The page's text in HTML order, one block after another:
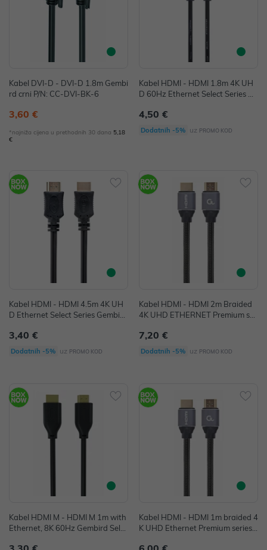
Kabel DVI-D - DVI-D 1.8m Gembi
rd crni P/N: CC-DVI-BK-6
3,60 €
*najniža cijena u prethodnih 30 dana 5,18
€
Kabel HDMI - HDMI 1.8m 4K UH
D 60Hz Ethernet Select Series Ge
4,50 €
Dodatnih -5% uz PROMO KOD
Kabel HDMI - HDMI 4.5m 4K UH
D Ethernet Select Series Gembird
3,40 €
Dodatnih -5% uz PROMO KOD
Kabel HDMI - HDMI 2m Braided
4K UHD ETHERNET Premium ser
-2M
7,20 €
Dodatnih -5% uz PROMO KOD
Kabel HDMI M - HDMI M 1m with
Ethernet, 8K 60Hz Gembird Selec
Kabel HDMI - HDMI 1m braided 4
K UHD Ethernet Premium series